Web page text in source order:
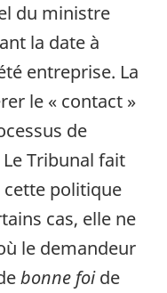
du ministre
la date à
entreprise. La
le « contact »
de
Tribunal fait
politique
cas, elle ne
le demandeur
bonne foide